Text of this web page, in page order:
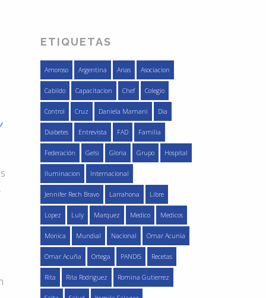
ETIQUETAS
Amoroso Argentina Arias Asociacion
Cabildo Capacitacion Chef Colegio
Control Cruz Daniela Mamani Dia
Diabetes Entrevista FAD Familia
Federación Gelsi Gloria Grupo Hospital
Iluminacion Internacional
Jennifer Rech Bravo Larrahona Libre
Lopez Luly Marquez Medico Medicos
Monica Mundial Nacional Omar Acunia
Omar Acuña Ortega PANDIS Recetas
Rita Rita Rodriguez Romina Gutierrez